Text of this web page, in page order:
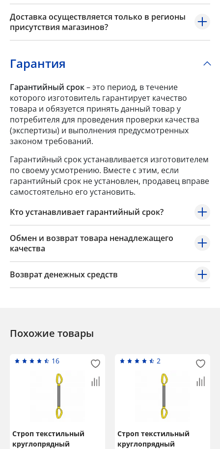
Доставка осуществляется только в регионы
присутствия магазинов?
Гарантия
Гарантийный срок– это период, в течение
которого изготовитель гарантирует качество
товара и обязуется принять данный товар у
потребителя для проведения проверки качества
(экспертизы) и выполнения предусмотренных
законом требований.
Гарантийный срок устанавливается изготовителем
по своему усмотрению. Вместе с этим, если
гарантийный срок не установлен, продавец вправе
самостоятельно его установить.
Кто устанавливает гарантийный срок?
Обмен и возврат товара ненадлежащего
качества
Возврат денежных средств
Похожие товары
16
Строп текстильный
круглопрядный
2
Строп текстильный
круглопрядный